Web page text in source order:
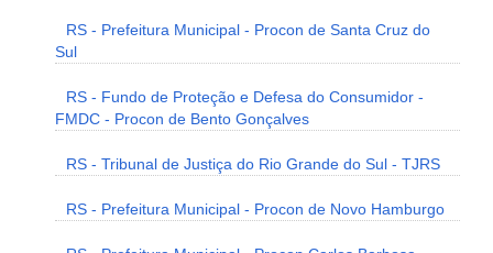
RS - Prefeitura Municipal - Procon de Santa Cruz do
Sul
RS - Fundo de Proteção e Defesa do Consumidor -
FMDC - Procon de Bento Gonçalves
RS - Tribunal de Justiça do Rio Grande do Sul - TJRS
RS - Prefeitura Municipal - Procon de Novo Hamburgo